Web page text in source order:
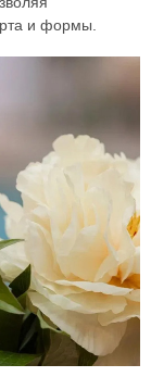
и формы.